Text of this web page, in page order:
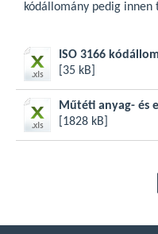
kódállomány pedig innen
ISO 3166
[35 kB]
Műtéti anyag- és
[1828 kB]